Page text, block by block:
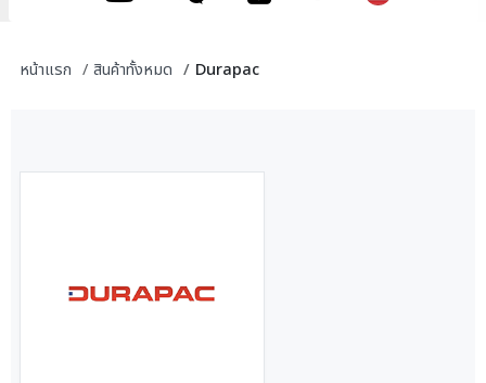
หน้าแรก สินค้าทั้งหมด Durapac